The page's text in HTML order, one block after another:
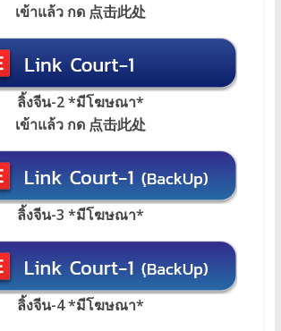
เข้าแล้ว กด 点击此处
ลิ้งจีน-2 *มีโฆษณา*
เข้าแล้ว กด 点击此处
ลิ้งจีน-3 *มีโฆษณา*
ลิ้งจีน-4 *มีโฆษณา*